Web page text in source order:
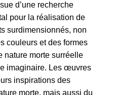
d’une recherche
pour la réalisation de
surdimensionnés, non
couleurs et des formes
nature morte surréelle
imaginaire. Les œuvres
inspirations des
morte, mais aussi du